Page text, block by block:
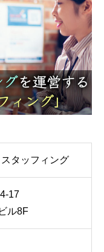
タッフィング
17
ル8F